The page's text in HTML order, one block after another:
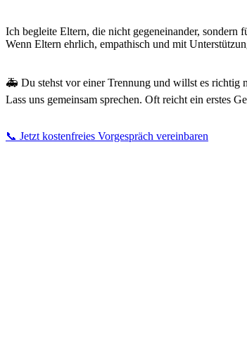
Ich begleite Eltern, die nicht gegeneinander,
Wenn Eltern ehrlich, empathisch und mit
🚑 Du stehst vor einer Trennung und willst es richtig
Lass uns gemeinsam sprechen. Oft reicht ein erstes
📞 Jetzt kostenfreies Vorgespräch vereinbaren